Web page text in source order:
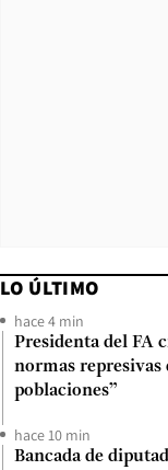
LO ÚLTIMO
hace 4 min
Presidenta del FA
normas represivas
poblaciones”
hace 10 min
Bancada de